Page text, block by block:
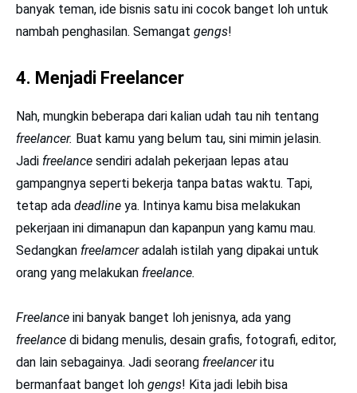
banyak teman, ide bisnis satu ini cocok banget loh untuk
nambah penghasilan. Semangat gengs!
4. Menjadi Freelancer
Nah, mungkin beberapa dari kalian udah tau nih tentang
freelancer. Buat kamu yang belum tau, sini mimin jelasin.
Jadi freelance sendiri adalah pekerjaan lepas atau
gampangnya seperti bekerja tanpa batas waktu. Tapi,
tetap ada deadline ya. Intinya kamu bisa melakukan
pekerjaan ini dimanapun dan kapanpun yang kamu mau.
Sedangkan freelamceradalah istilah yang dipakai untuk
orang yang melakukan freelance.
Freelance ini banyak banget loh jenisnya, ada yang
freelance di bidang menulis, desain grafis, fotografi, editor,
dan lain sebagainya. Jadi seorang freelanceritu
bermanfaat banget loh gengs! Kita jadi lebih bisa